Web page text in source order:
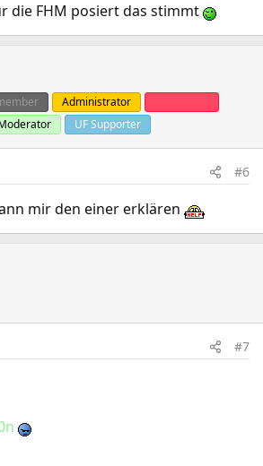
die FHM posiert das stimmt
Administrator
UF Supporter
#6
mir den einer erklären
#7